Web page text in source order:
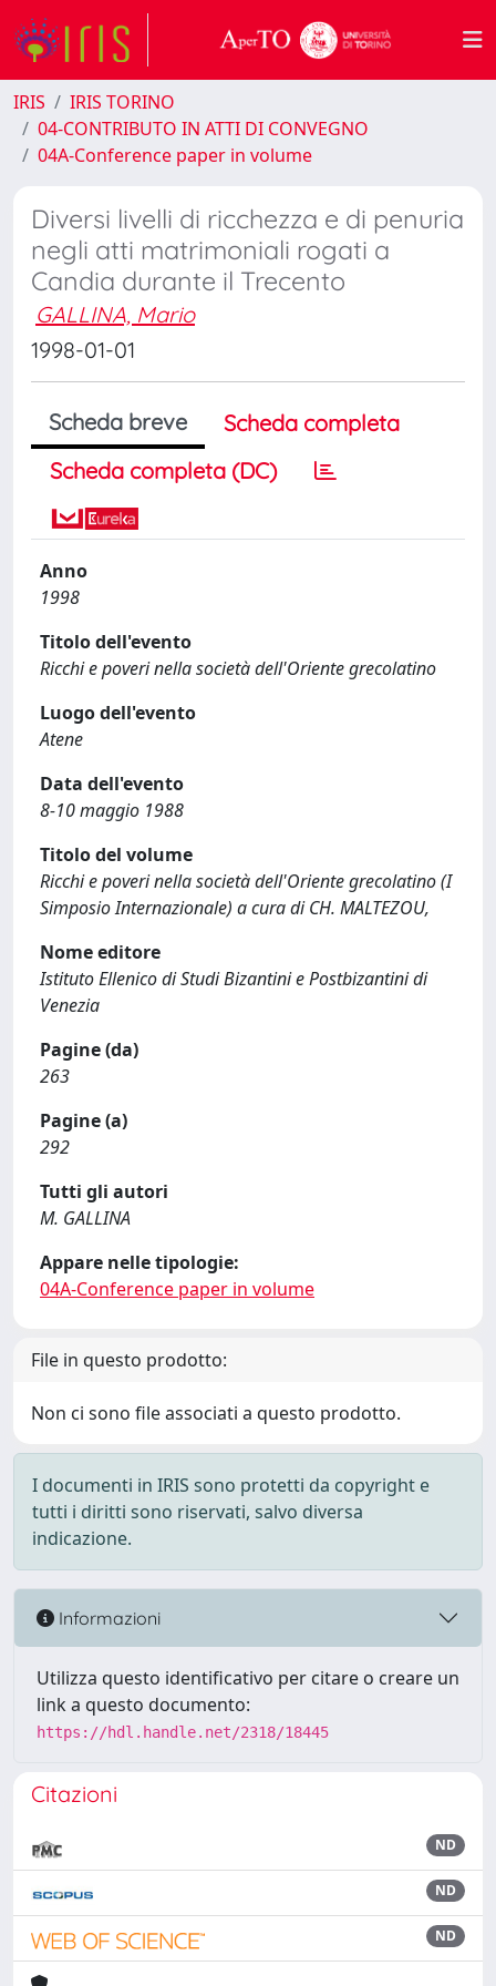
IRIS
IRIS TORINO
04-CONTRIBUTO IN ATTI DI CONVEGNO
04A-Conference paper in volume
Diversi livelli di ricchezza e di penuria
negli atti matrimoniali rogati a
Candia durante il Trecento
GALLINA, Mario
1998-01-01
Scheda breve
Scheda completa
Scheda completa (DC)
Anno
1998
Titolo dell'evento
Ricchi e poveri nella società dell'Oriente grecolatino
Luogo dell'evento
Atene
Data dell'evento
8-10 maggio 1988
Titolo del volume
Ricchi e poveri nella società dell'Oriente grecolatino (I
Simposio Internazionale) a cura di CH. MALTEZOU,
Nome editore
Istituto Ellenico di Studi Bizantini e Postbizantini di
Venezia
Pagine (da)
263
Pagine (a)
292
Tutti gli autori
M. GALLINA
Appare nelle tipologie:
04A-Conference paper in volume
File in questo prodotto:
Non ci sono file associati a questo prodotto.
I documenti in IRIS sono protetti da copyright e
tutti i diritti sono riservati, salvo diversa
indicazione.
Informazioni
Utilizza questo identificativo per citare o creare un
link a questo documento:
https://hdl.handle.net/2318/18445
Citazioni
ND
ND
ND